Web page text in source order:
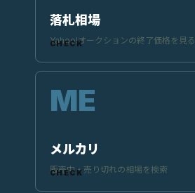
落札相場
Yahoo!オークションの終了価格を見る
メルカリ
販売中・売り切れの相場を検索